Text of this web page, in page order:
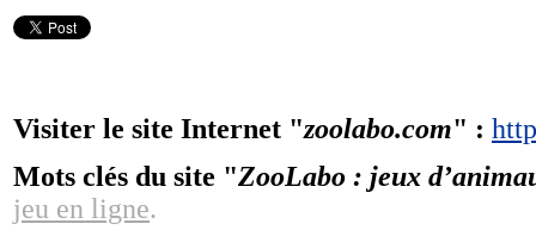
Visiter le site Internet "zoolabo.com" :
Mots clés du site "ZooLabo : jeux
jeu en ligne.